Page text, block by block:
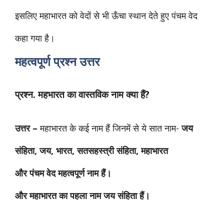
इसलिए महाभारत को वेदों से भी ऊँचा स्थान देते हुए पंचम वेद
कहा गया है।
महत्वपूर्ण प्रश्न उत्तर
प्रश्न. महभारत का वास्तविक नाम क्या हैं?
उत्तर – महाभारत के कई नाम हैं जिनमें से ये सात नाम-जय
संहिता,जय, भारत,सतसहस्त्री संहिता,महाभारत
औरपंचम वेद महत्वपूर्ण नाम हैं।
और महाभारत का पहला नाम जय संहिता हैं।